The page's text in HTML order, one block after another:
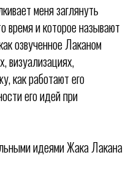
меня заглянуть
время и которое называют
озвученное Лаканом
визуализациях,
как работают его
его идей при
идеями Жака Лакана